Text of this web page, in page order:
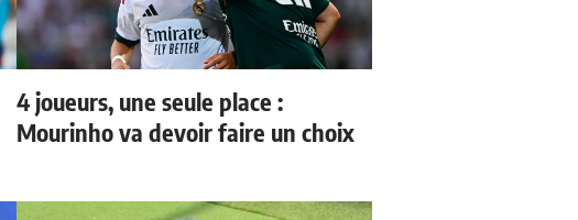
4 joueurs, une seule place :
Mourinho va devoir faire un choix